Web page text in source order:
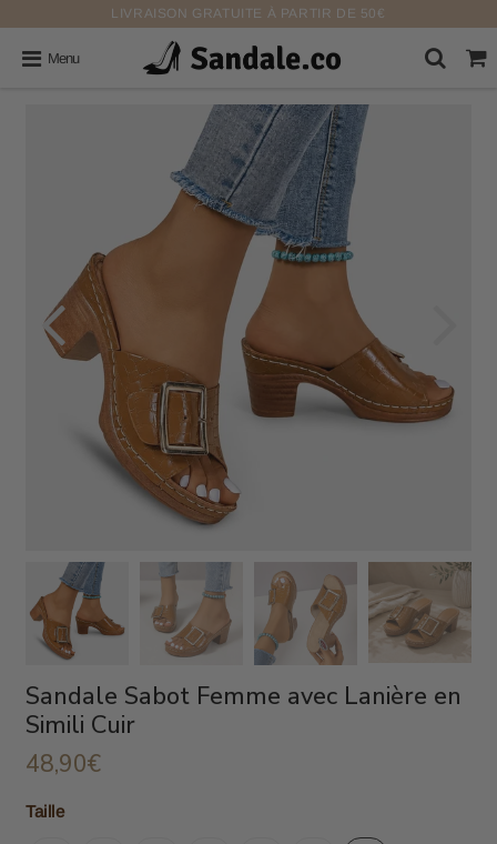
LIVRAISON GRATUITE À PARTIR DE 50€
Menu
Sandale Sabot Femme avec Lanière en
Simili Cuir
48,90€
price
Taille